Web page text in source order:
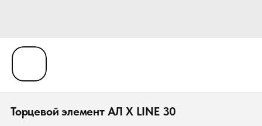
Торцевой элемент АЛ X LINE 30